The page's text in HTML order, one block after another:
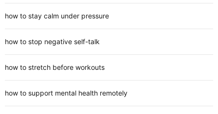
how to stay calm under pressure
how to stop negative self-talk
how to stretch before workouts
how to support mental health remotely